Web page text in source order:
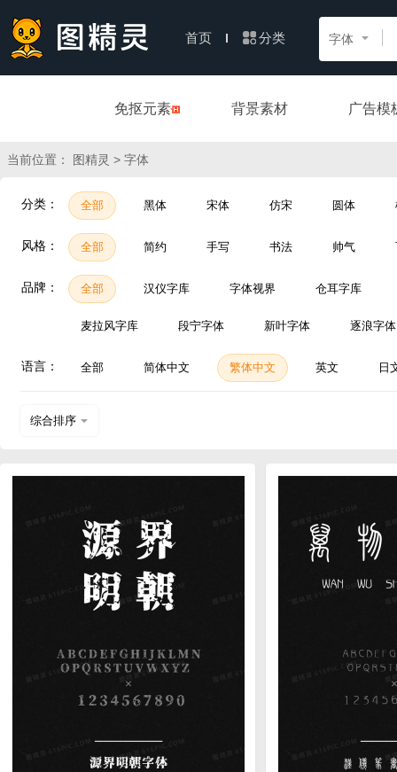
首页 分类 字体
免抠元素 背景素材 广告模
当前位置： 图精灵 > 字体
分类： 全部 黑体 宋体 仿宋 圆体
风格： 全部 简约 手写 书法 帅气
品牌： 全部 汉仪字库 字体视界 仓耳字库
麦拉风字库 段宁字体 新叶字体 逐浪字体
语言： 全部 简体中文 繁体中文 英文 日
综合排序